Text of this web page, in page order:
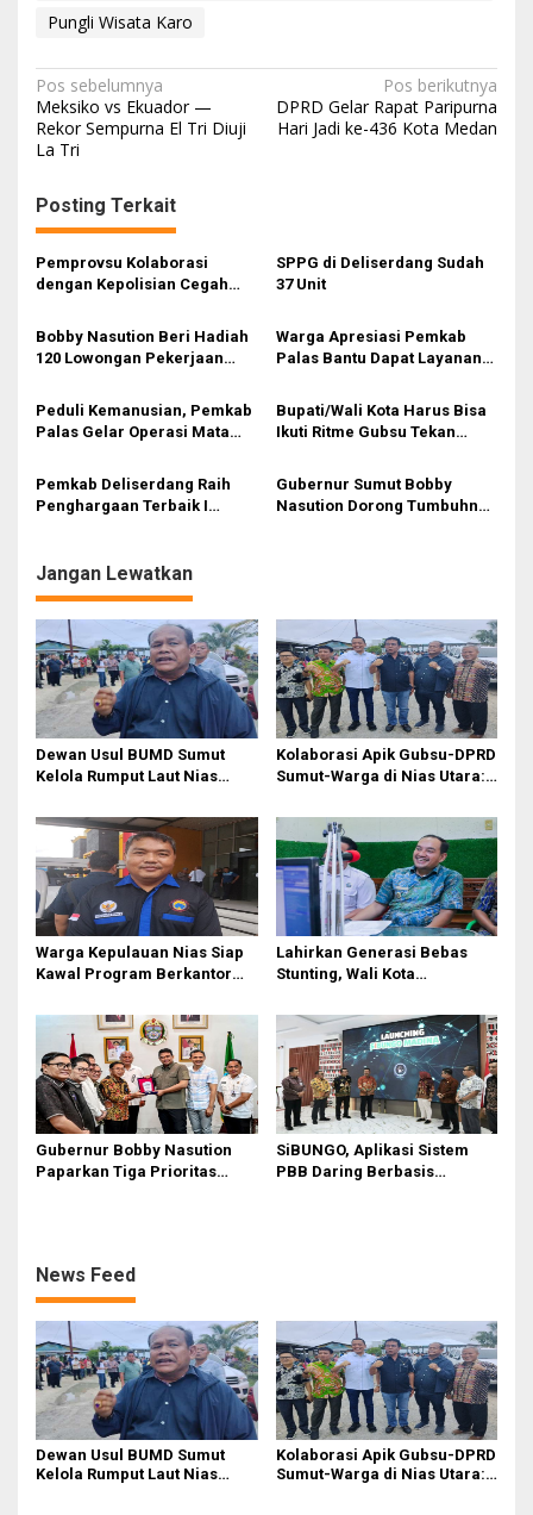
Pungli Wisata Karo
N
a
v
i
g
a
s
i
p
s
Pos sebelumnya
Meksiko vs Ekuador —
Rekor Sempurna El Tri Diuji
La Tri
Pos berikutnya
DPRD Gelar Rapat Paripurna
Hari Jadi ke-436 Kota Medan
Posting Terkait
Pemprovsu Kolaborasi
dengan Kepolisian Cegah
Wisata Air Panas Karo
SPPG di Deliserdang Sudah
37 Unit
Bobby Nasution Beri Hadiah
120 Lowongan Pekerjaan
Islam
Warga Apresiasi Pemkab
Palas Bantu Dapat Layanan
Peduli Kemanusian, Pemkab
Palas Gelar Operasi Mata
Bupati/Wali Kota Harus Bisa
Ikuti Ritme Gubsu Tekan
Pemkab Deliserdang Raih
Penghargaan Terbaik I
Gubernur Sumut Bobby
Nasution Dorong Tumbuhnya
Jangan Lewatkan
Dewan Usul BUMD Sumut
Kelola Rumput Laut Nias
Kolaborasi Apik Gubsu-DPRD
Sumut-Warga di Nias Utara:
Akhirnya Diperbaiki
Warga Kepulauan Nias Siap
Kawal Program Berkantor
Lahirkan Generasi Bebas
Stunting, Wali Kota
Optimalisasi SP3 Catin
Gubernur Bobby Nasution
Paparkan Tiga Prioritas
SiBUNGO, Aplikasi Sistem
PBB Daring Berbasis
News Feed
Dewan Usul BUMD Sumut
Kelola Rumput Laut Nias
Kolaborasi Apik Gubsu-DPRD
Sumut-Warga di Nias Utara: